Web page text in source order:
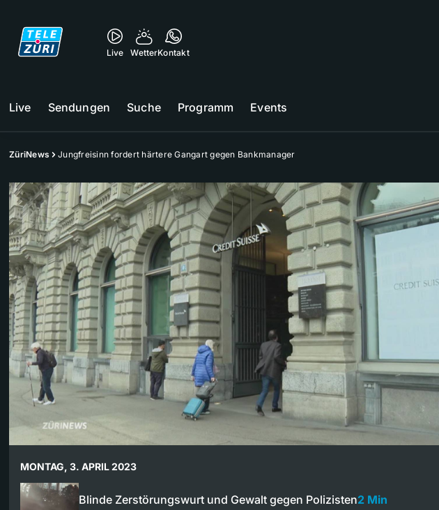
Live WetterKontakt
Live Sendungen Suche Programm Events
ZüriNews Jungfreisinn fordert härtere Gangart gegen Bankmanager
MONTAG, 3. APRIL 2023
Blinde Zerstörungswurt und Gewalt gegen Polizisten2 Min